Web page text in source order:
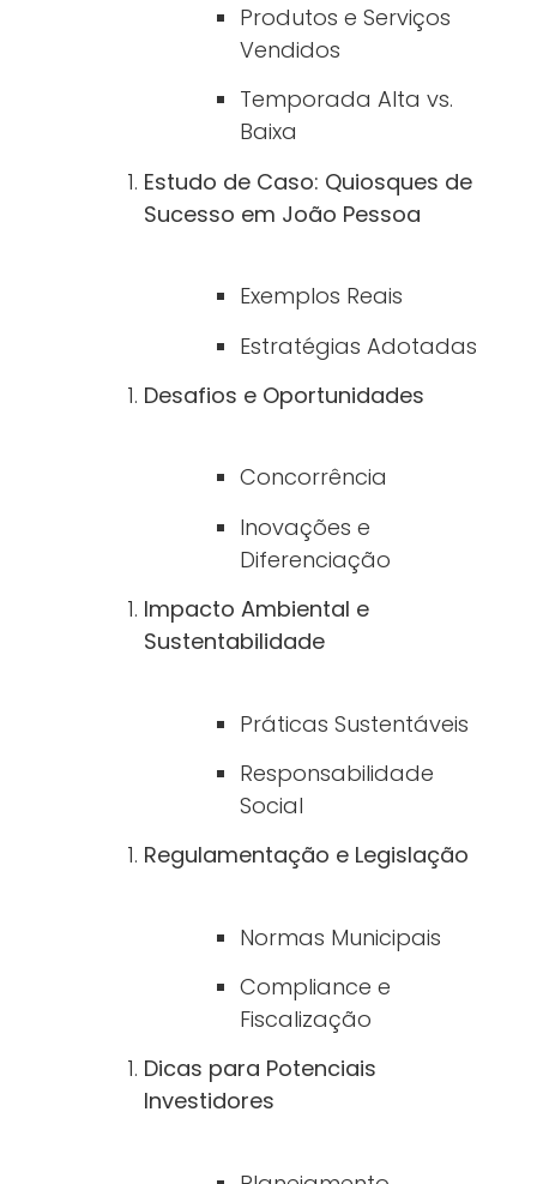
Produtos e Serviços
Vendidos
Temporada Alta vs.
Baixa
Estudo de Caso: Quiosques de
Sucesso em João Pessoa
Exemplos Reais
Estratégias Adotadas
Desafios e Oportunidades
Concorrência
Inovações e
Diferenciação
Impacto Ambiental e
Sustentabilidade
Práticas Sustentáveis
Responsabilidade
Social
Regulamentação e Legislação
Normas Municipais
Compliance e
Fiscalização
Dicas para Potenciais
Investidores